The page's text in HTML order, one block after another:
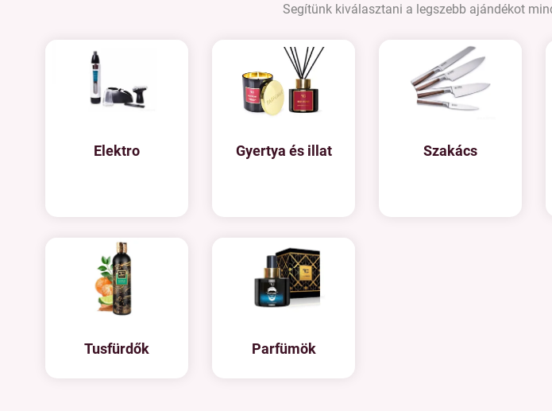
Segítünk kiválasztani a legszebb ajándékot
Elektro Gyertya és illat Szakács
Tusfürdők Parfümök